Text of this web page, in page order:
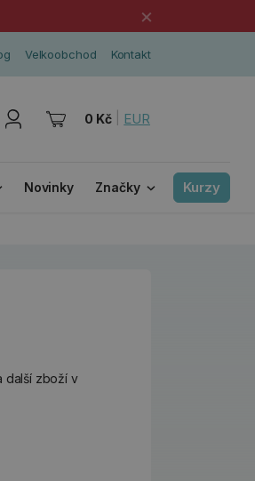
×
Velkoobchod Kontakt
0 Kč EUR
Novinky Značky Kurzy
další zboží v